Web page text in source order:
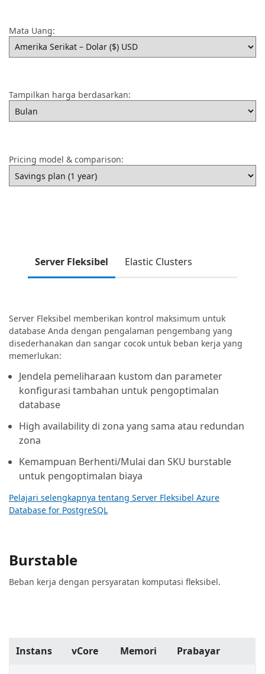
Mata Uang:
Tampilkan harga berdasarkan:
Pricing model & comparison:
Server Fleksibel Elastic Clusters
Server Fleksibel memberikan kontrol maksimum untuk
database Anda dengan pengalaman pengembang yang
disederhanakan dan sangar cocok untuk beban kerja yang
memerlukan:
Jendela pemeliharaan kustom dan parameter
konfigurasi tambahan untuk pengoptimalan
database
High availability di zona yang sama atau redundan
zona
Kemampuan Berhenti/Mulai dan SKU burstable
untuk pengoptimalan biaya
Pelajari selengkapnya tentang Server Fleksibel Azure
Database for PostgreSQL
Burstable
Beban kerja dengan persyaratan komputasi fleksibel.
Instans vCore Memori Prabayar